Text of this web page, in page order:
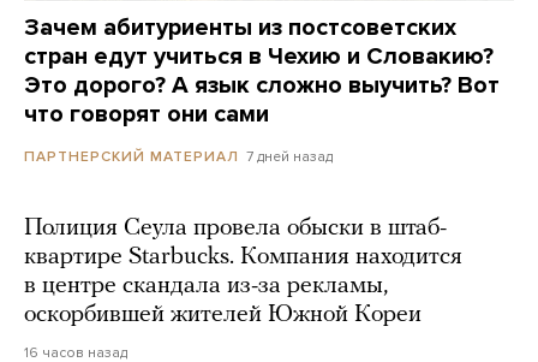
Зачем абитуриенты из постсоветских
стран едут учиться в Чехию и Словакию?
Это дорого? А язык сложно выучить? Вот
что говорят они сами
ПАРТНЕРСКИЙ МАТЕРИАЛ 7 дней назад
Полиция Сеула провела обыски в штаб-
квартире Starbucks. Компания находится
в центре скандала из-за рекламы,
оскорбившей жителей Южной Кореи
16 часов назад